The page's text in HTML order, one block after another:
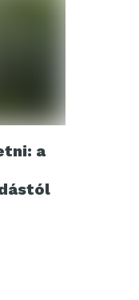
a